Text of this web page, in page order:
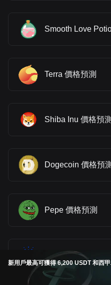
Smooth Love
Terra 價格預測
Shiba Inu 價格預測
Dogecoin 價格預測
Pepe 價格預測
Cardano 價格預測
新用戶最高可獲得 6,200 USDT 和西甲